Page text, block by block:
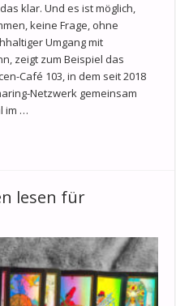
klar. Und es ist möglich,
keine Frage, ohne
Umgang mit
zeigt zum Beispiel das
Café 103, in dem seit 2018
Netzwerk gemeinsam
im …
lesen für